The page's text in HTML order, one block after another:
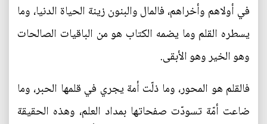
في أولاهم وأخراهم، فالمال والبنون زينة الحياة الدنيا، وما
يسطره القلم وما يضمه الكتاب هو من الباقيات الصالحات
وهو الخير وهو الأبقى.
فالقلم هو المحور، وما ذلّت أمة يجري في قلمها الحبر، وما
ضاعت أمّة تسودّت صفحاتها بمداد العلم، وهذه الحقيقة